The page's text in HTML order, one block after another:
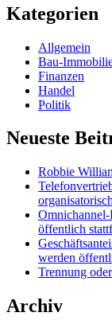
Kategorien
Allgemein
Bau-
Finanzen
Handel
Politik
Neueste
Robbie
öffentlich
werden
Trennung
Archiv